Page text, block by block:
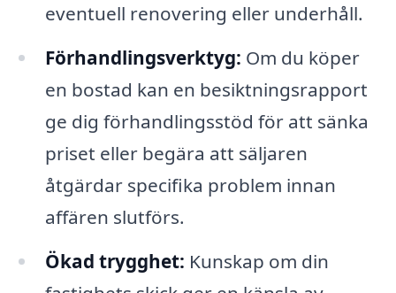
eventuell renovering eller underhåll.
Förhandlingsverktyg: Om du köper
en bostad kan en besiktningsrapport
ge dig förhandlingsstöd för att sänka
priset eller begära att säljaren
åtgärdar specifika problem innan
affären slutförs.
Ökad trygghet: Kunskap om din